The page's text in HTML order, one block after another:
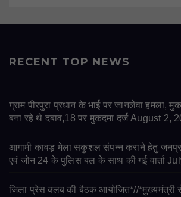
RECENT TOP NEWS
ग्राम पीरपुरा प्रधान के भाई पर जानलेवा हमला,
बना रहे थे दबाव,18 पर मुकदमा दर्ज August 2,
आगामी कावड़ मेला सकुशल संपन्न कराने हेतु
एवं जोन 24 के पुलिस बल के साथ की गई वार्ता
जिला प्रेस क्लब की बैठक आयोजित*//*मुख्यमंत्री